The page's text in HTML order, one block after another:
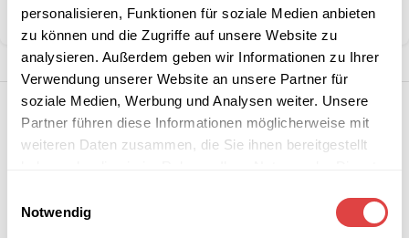
personalisieren, Funktionen für soziale Medien anbieten
zu können und die Zugriffe auf unsere Website zu
analysieren. Außerdem geben wir Informationen zu Ihrer
Verwendung unserer Website an unsere Partner für
soziale Medien, Werbung und Analysen weiter. Unsere
Partner führen diese Informationen möglicherweise mit
weiteren Daten zusammen, die Sie ihnen bereitgestellt
Notwendig
Teilen: